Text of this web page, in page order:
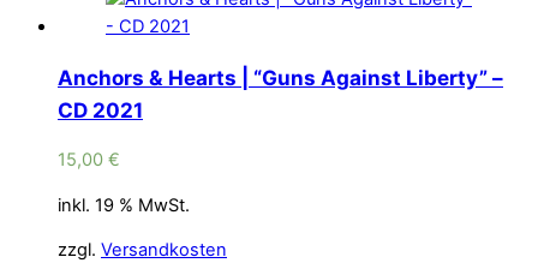
Anchors & Hearts | “Guns Against Liberty” –
CD 2021
15,00 €
inkl. 19 % MwSt.
zzgl. Versandkosten